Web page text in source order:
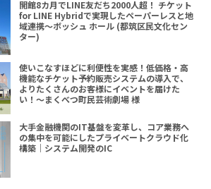
開館8カ月でLINE友だち2000人超！ チケット
for LINE Hybridで実現したペーパーレスと地
域連携〜ボッシュ ホール (都筑区民文化セン
ター)
使いこなすほどに利便性を実感！低価格・高
機能なチケット予約販売システムの導入で、
よりたくさんのお客様にイベントを届けた
い！〜まくべつ町民芸術劇場 様
大手金融機関のIT基盤を変革し、コア業務へ
の集中を可能にしたプライベートクラウド化
構築｜システム開発のIC